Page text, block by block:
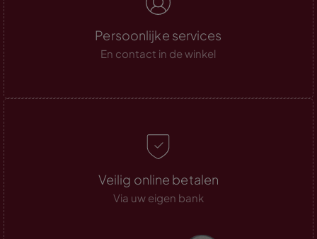
Persoonlijke services
En contact in de winkel
Veilig online betalen
Via uw eigen bank